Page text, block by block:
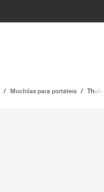
/ Mochilas para portáteis /